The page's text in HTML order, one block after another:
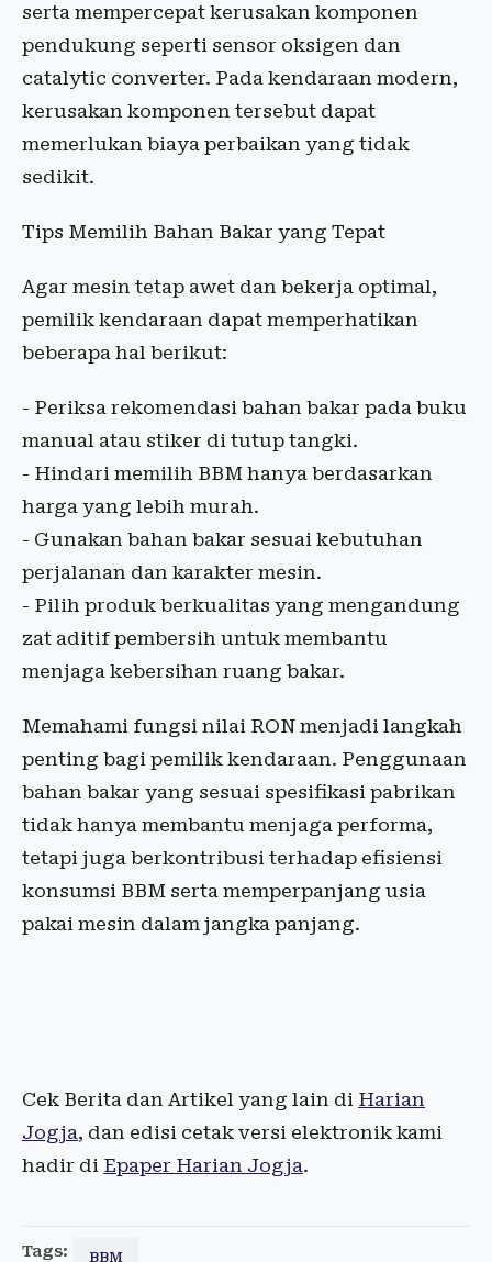
serta mempercepat kerusakan komponen
pendukung seperti sensor oksigen dan
catalytic converter. Pada kendaraan modern,
kerusakan komponen tersebut dapat
memerlukan biaya perbaikan yang tidak
sedikit.
Tips Memilih Bahan Bakar yang Tepat
Agar mesin tetap awet dan bekerja optimal,
pemilik kendaraan dapat memperhatikan
beberapa hal berikut:
- Periksa rekomendasi bahan bakar pada buku
manual atau stiker di tutup tangki.
- Hindari memilih BBM hanya berdasarkan
harga yang lebih murah.
- Gunakan bahan bakar sesuai kebutuhan
perjalanan dan karakter mesin.
- Pilih produk berkualitas yang mengandung
zat aditif pembersih untuk membantu
menjaga kebersihan ruang bakar.
Memahami fungsi nilai RON menjadi langkah
penting bagi pemilik kendaraan. Penggunaan
bahan bakar yang sesuai spesifikasi pabrikan
tidak hanya membantu menjaga performa,
tetapi juga berkontribusi terhadap efisiensi
konsumsi BBM serta memperpanjang usia
pakai mesin dalam jangka panjang.
Cek Berita dan Artikel yang lain di Harian
Jogja, dan edisi cetak versi elektronik kami
hadir di Epaper Harian Jogja.
Tags: BBM